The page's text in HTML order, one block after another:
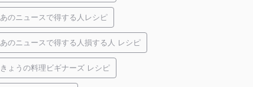
あのニュースで得する人レシピ
あのニュースで得する人損する人 レシピ
きょうの料理ビギナーズ レシピ